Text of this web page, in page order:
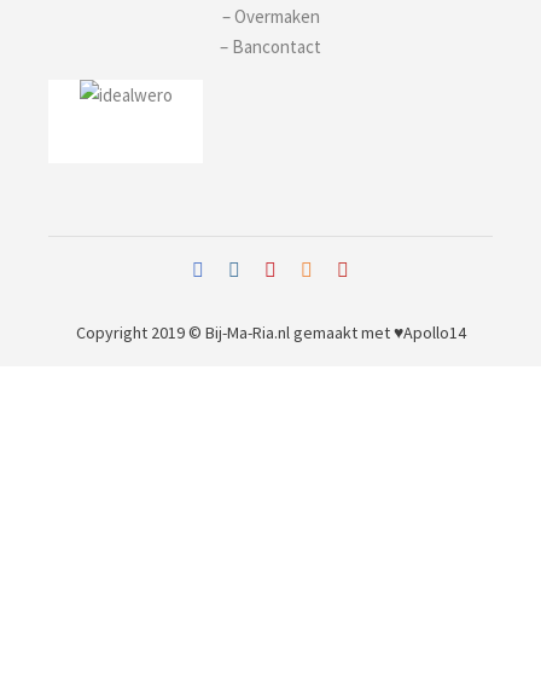
– Overmaken
– Bancontact
Copyright 2019 © Bij-Ma-Ria.nlgemaakt met ♥Apollo14